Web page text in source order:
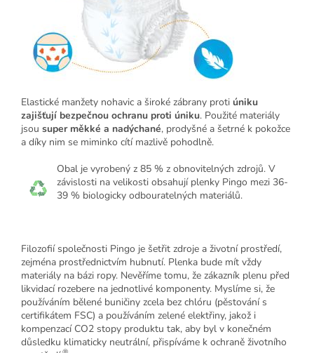
Elastické manžety nohavic a široké zábrany proti úniku
zajišťují bezpečnou ochranu proti úniku. Použité materiály
jsou super měkké a nadýchané, prodyšné a šetrné k pokožce
a díky nim se miminko cítí mazlivě pohodlně.
Obal je vyrobený z 85 % z obnovitelných zdrojů. V
závislosti na velikosti obsahují plenky Pingo mezi 36-
39 % biologicky odbouratelných materiálů.
Filozofií společnosti Pingo je šetřit zdroje a životní prostředí,
zejména prostřednictvím hubnutí. Plenka bude mít vždy
materiály na bázi ropy. Nevěříme tomu, že zákazník plenu před
likvidací rozebere na jednotlivé komponenty. Myslíme si, že
používáním bělené buničiny zcela bez chlóru (pěstování s
certifikátem FSC) a používáním zelené elektřiny, jakož i
kompenzací CO2 stopy produktu tak, aby byl v konečném
důsledku klimaticky neutrální, přispíváme k ochraně životního